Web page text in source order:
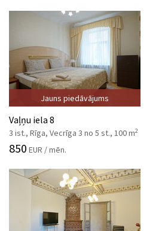
Jauns piedāvājums
Vaļņu iela 8
3 ist., Rīga, Vecrīga 3 no 5 st., 100 m2
850 EUR / mēn.